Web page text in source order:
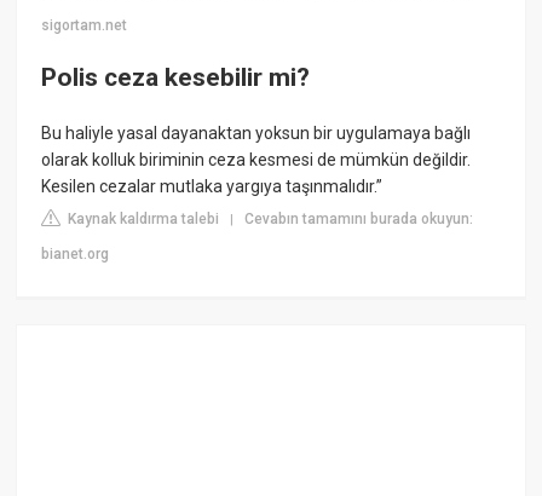
sigortam.net
Polis ceza kesebilir mi?
Bu haliyle yasal dayanaktan yoksun bir uygulamaya bağlı
olarak kolluk biriminin ceza kesmesi de mümkün değildir.
Kesilen cezalar mutlaka yargıya taşınmalıdır.”
Kaynak kaldırma talebi |Cevabın tamamını burada okuyun:
bianet.org